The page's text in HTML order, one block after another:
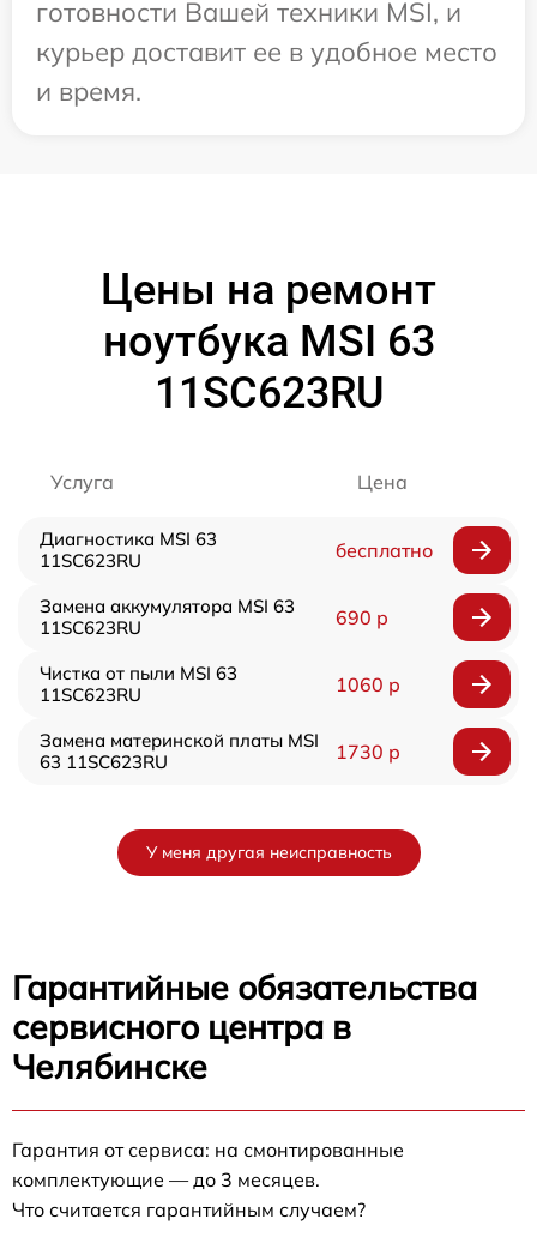
готовности Вашей техники MSI, и
курьер доставит ее в удобное место
и время.
Цены на ремонт
ноутбука MSI 63
11SC623RU
Услуга Цена
Диагностика MSI 63
11SC623RU
бесплатно
Замена аккумулятора MSI 63
11SC623RU
690 р
Чистка от пыли MSI 63
11SC623RU
1060 р
Замена материнской платы MSI
63 11SC623RU
1730 р
У меня другая неисправность
Гарантийные обязательства
сервисного центра в
Челябинске
Гарантия от сервиса: на смонтированные
комплектующие — до 3 месяцев.
Что считается гарантийным случаем?